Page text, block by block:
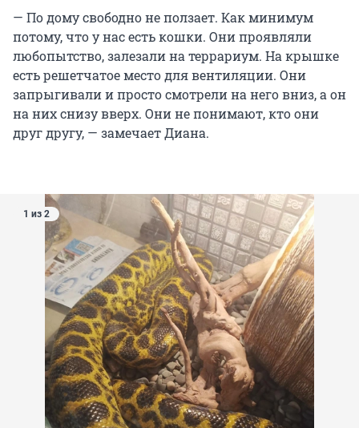
— По дому свободно не ползает. Как минимум
потому, что у нас есть кошки. Они проявляли
любопытство, залезали на террариум. На крышке
есть решетчатое место для вентиляции. Они
запрыгивали и просто смотрели на него вниз, а он
на них снизу вверх. Они не понимают, кто они
друг другу, — замечает Диана.
1 из 2